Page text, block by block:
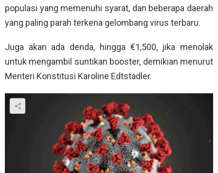
populasi yang memenuhi syarat, dan beberapa daerah
yang paling parah terkena gelombang virus terbaru.
Juga akan ada denda, hingga €1,500, jika menolak
untuk mengambil suntikan booster, demikian menurut
Menteri Konstitusi Karoline Edtstadler.